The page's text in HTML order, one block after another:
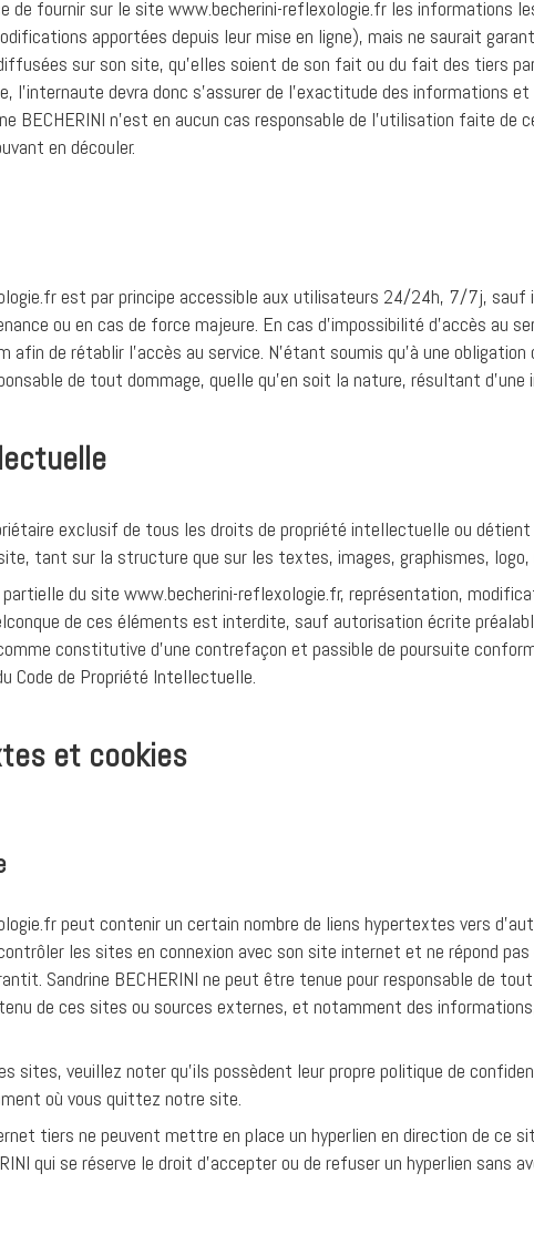
de fournir sur le site www.becherini-reflexologie.fr les informations
apportées depuis leur mise en ligne), mais ne saurait
sur son site, qu’elles soient de son fait ou du fait des tiers
l'internaute devra donc s'assurer de l'exactitude des informations
BECHERINI n'est en aucun cas responsable de l'utilisation faite de
en découler.
est par principe accessible aux utilisateurs 24/24h, 7/7j, sauf
ou en cas de force majeure. En cas d’impossibilité d’accès au
afin de rétablir l’accès au service. N’étant soumis qu’à une obligation
de tout dommage, quelle qu’en soit la nature, résultant d’une
exclusif de tous les droits de propriété intellectuelle ou
tant sur la structure que sur les textes, images, graphismes,
du site www.becherini-reflexologie.fr, représentation,
de ces éléments est interdite, sauf autorisation écrite
constitutive d’une contrefaçon et passible de poursuite
Code de Propriété Intellectuelle.
et cookies
peut contenir un certain nombre de liens hypertextes vers
les sites en connexion avec son site internet et ne répond
Sandrine BECHERINI ne peut être tenue pour responsable de
de ces sites ou sources externes, et notamment des
sites, veuillez noter qu’ils possèdent leur propre politique de
où vous quittez notre site.
tiers ne peuvent mettre en place un hyperlien en direction de ce
qui se réserve le droit d’accepter ou de refuser un hyperlien sans